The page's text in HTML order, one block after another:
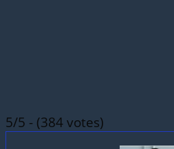
5/5 - (384 votes)